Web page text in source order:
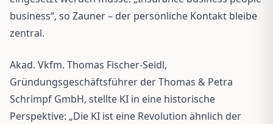
business“, so Zauner – der persönliche Kontakt bleibe
zentral.
Akad. Vkfm. Thomas Fischer-Seidl,
Gründungsgeschäftsführer der Thomas & Petra
Schrimpf GmbH, stellte KI in eine historische
Perspektive: „Die KI ist eine Revolution ähnlich der